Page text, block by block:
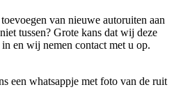
van nieuwe autoruiten aan
tussen? Grote kans dat wij deze
en wij nemen contact met u op.
een whatsappje met foto van de ruit